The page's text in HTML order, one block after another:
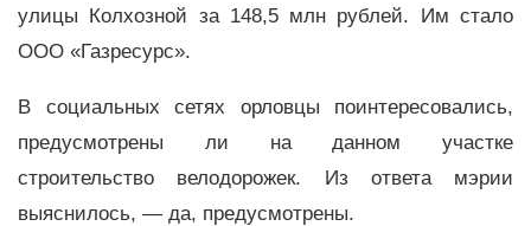
улицы Колхозной за 148,5 млн рублей. Им стало
ООО «Газресурс».
В социальных сетях орловцы поинтересовались,
предусмотрены ли на данном участке
строительство велодорожек. Из ответа мэрии
выяснилось, — да, предусмотрены.